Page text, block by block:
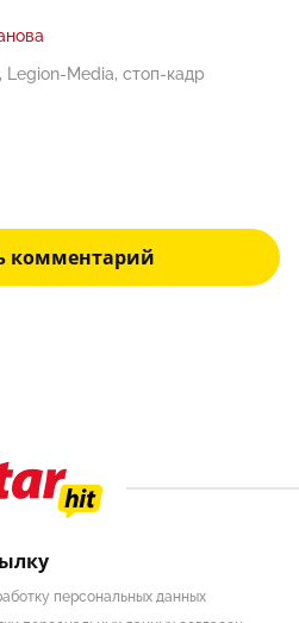
Media, стоп-кадр
комментарий
персональных данных